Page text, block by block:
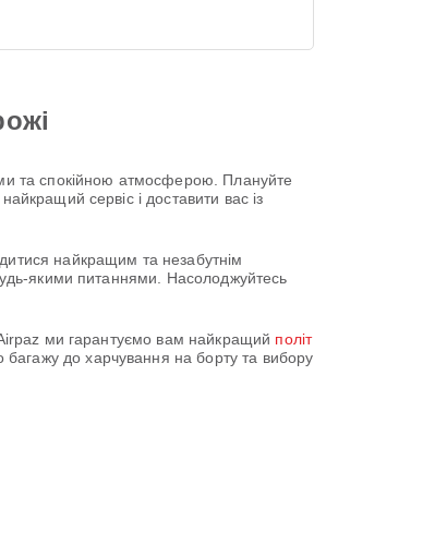
та спокійною атмосферою. Плануйте
сервіс і доставити вас із
найкращим та незабутнім
якими питаннями. Насолоджуйтесь
ми гарантуємо вам найкращий політ
до харчування на борту та вибору